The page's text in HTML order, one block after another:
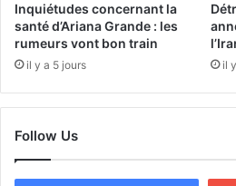
Inquiétudes concernant la
santé d’Ariana Grande : les
rumeurs vont bon train
il y a 5 jours il
Follow Us